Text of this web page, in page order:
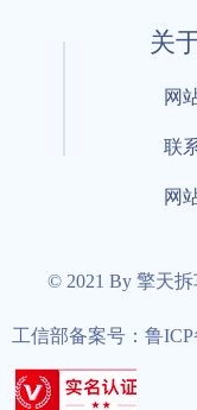
关
网
联
网
© 2021 By 擎天
工信部备案号：鲁